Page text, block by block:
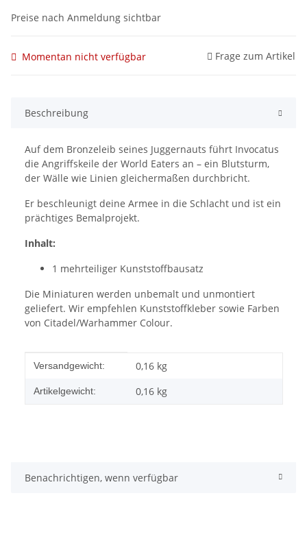
Preise nach Anmeldung sichtbar
Momentan nicht verfügbar Frage zum Artikel
Beschreibung
Auf dem Bronzeleib seines Juggernauts führt Invocatus
die Angriffskeile der World Eaters an – ein Blutsturm,
der Wälle wie Linien gleichermaßen durchbricht.
Er beschleunigt deine Armee in die Schlacht und ist ein
prächtiges Bemalprojekt.
Inhalt:
1 mehrteiliger Kunststoffbausatz
Die Miniaturen werden unbemalt und unmontiert
geliefert. Wir empfehlen Kunststoffkleber sowie Farben
von Citadel/Warhammer Colour.
Produkteigenschaft
Wert
Versandgewicht: 0,16 kg
Artikelgewicht: 0,16 kg
Benachrichtigen, wenn verfügbar